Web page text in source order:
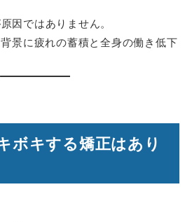
因ではありません。
景に疲れの蓄積と全身の働き低下
ボキする矯正はあり